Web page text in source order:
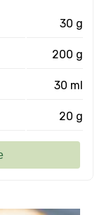
30 g
200 g
30 ml
20 g